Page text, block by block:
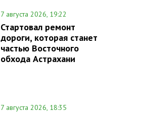
7 августа 2026, 19:22
Стартовал ремонт
дороги, которая станет
частью Восточного
обхода Астрахани
7 августа 2026, 18:35